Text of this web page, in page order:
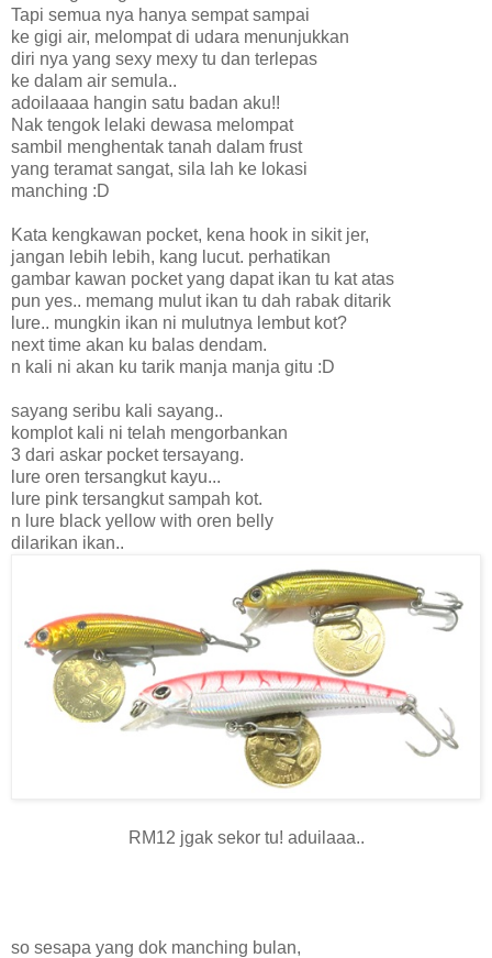
Tapi semua nya hanya sempat sampai
ke gigi air, melompat di udara menunjukkan
diri nya yang sexy mexy tu dan terlepas
ke dalam air semula..
adoilaaaa hangin satu badan aku!!
Nak tengok lelaki dewasa melompat
sambil menghentak tanah dalam frust
yang teramat sangat, sila lah ke lokasi
manching :D
Kata kengkawan pocket, kena hook in sikit jer,
jangan lebih lebih, kang lucut. perhatikan
gambar kawan pocket yang dapat ikan tu kat atas
pun yes.. memang mulut ikan tu dah rabak ditarik
lure.. mungkin ikan ni mulutnya lembut kot?
next time akan ku balas dendam.
n kali ni akan ku tarik manja manja gitu :D
sayang seribu kali sayang..
komplot kali ni telah mengorbankan
3 dari askar pocket tersayang.
lure oren tersangkut kayu...
lure pink tersangkut sampah kot.
n lure black yellow with oren belly
dilarikan ikan..
RM12 jgak sekor tu! aduilaaa..
so sesapa yang dok manching bulan,